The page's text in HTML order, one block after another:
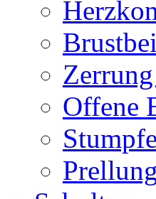
Offene